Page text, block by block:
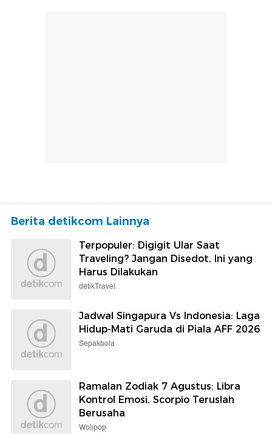
Berita detikcom Lainnya
Terpopuler: Digigit Ular Saat
Traveling? Jangan Disedot, Ini yang
Harus Dilakukan
detikTravel
Jadwal Singapura Vs Indonesia: Laga
Hidup-Mati Garuda di Piala AFF 2026
Sepakbola
Ramalan Zodiak 7 Agustus: Libra
Kontrol Emosi, Scorpio Teruslah
Berusaha
Wolipop